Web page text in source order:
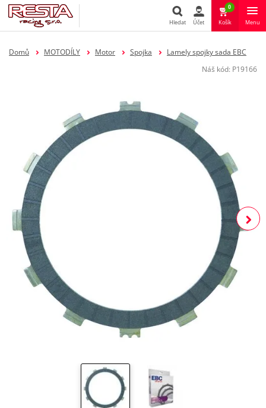
Hledat
Hledat Účet
0
Košík Menu
Domů MOTODÍLY Motor Spojka
Lamely spojky sada EBC
Náš kód: P19166